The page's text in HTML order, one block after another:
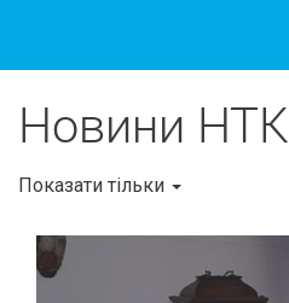
Новини НТК
Показати тільки